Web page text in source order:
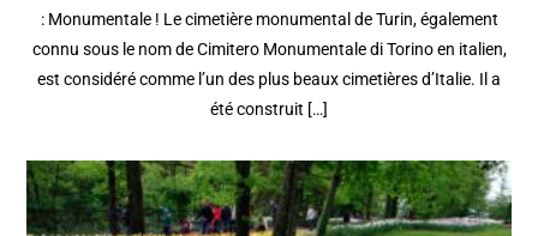
: Monumentale ! Le cimetière monumental de Turin, également
connu sous le nom de Cimitero Monumentale di Torino en italien,
est considéré comme l’un des plus beaux cimetières d’Italie. Il a
été construit […]